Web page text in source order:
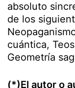
absoluto
de los
cuántica,
Geometría
(*)El autor o